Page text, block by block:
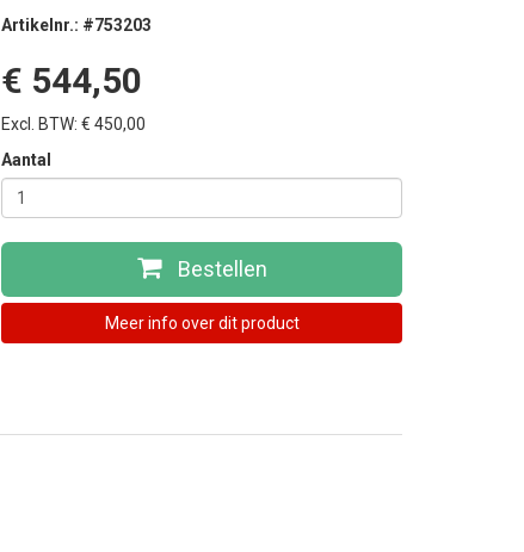
Artikelnr.: #753203
€ 544,50
Excl. BTW: € 450,00
Aantal
Bestellen
Meer info over dit product